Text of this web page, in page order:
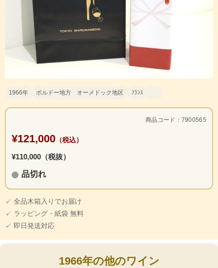
1966年 ボルドー地方 オーメドック地区 ﾌﾗﾝｽ
商品コード：7900565
¥121,000 （税込）
¥110,000（税抜）
品切れ
✓ 全品木箱入りでお届け
✓ ラッピング・紙袋 無料
✓ 即日発送対応
1966年の他のワイン